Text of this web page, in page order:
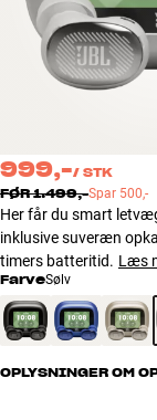
Tilbehør
NYHEDER
TILBUD
Find Butik
Kundeservice
Log ind
Kundeservice
999,-/ STK
FØR1.499,-Spar 500,-
Her får du smart
inklusive suveræn
timers batteritid. Læs
FarveSølv
OPLYSNINGER OM